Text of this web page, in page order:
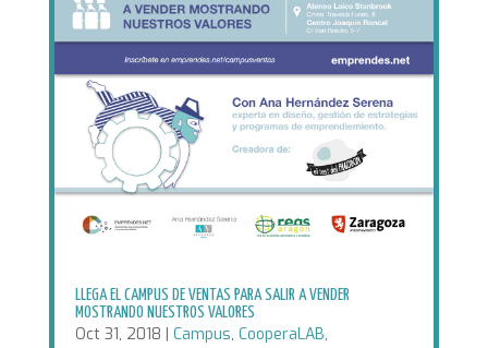
LLEGA EL CAMPUS DE VENTAS PARA SALIR A VENDER
MOSTRANDO NUESTROS VALORES
Oct 31, 2018 | Campus, CooperaLAB,